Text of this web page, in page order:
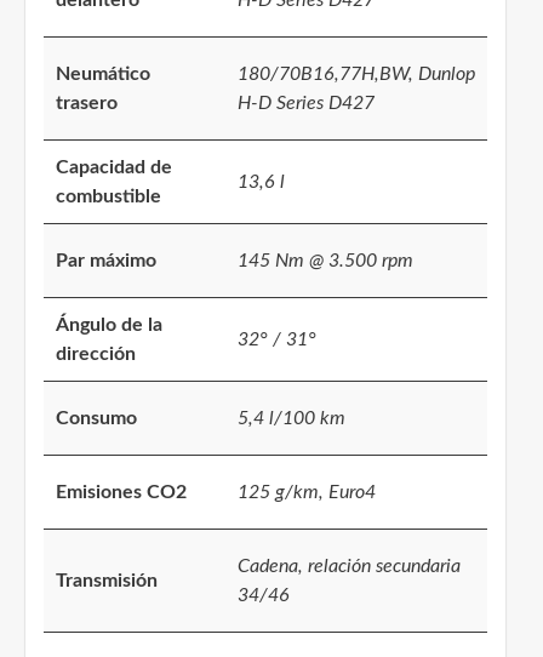
Neumático
trasero
180/70B16,77H,BW, Dunlop
H-D Series D427
Capacidad de
combustible
13,6 l
Par máximo 145 Nm @ 3.500 rpm
Ángulo de la
dirección
32° / 31°
Consumo 5,4 l/100 km
Emisiones CO2 125 g/km, Euro4
Transmisión
Cadena, relación secundaria
34/46